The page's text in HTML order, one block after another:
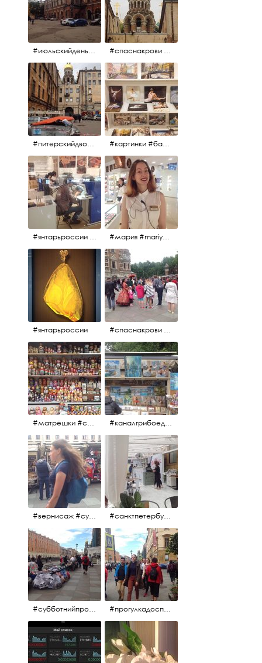
#июльскийдень2017 #15july2017 #спаснакрови #июльскийдень2017
#питерскийдвор #спаснакрови #июльскийдень2017 #картинки #балетпитера #янтарьроссиии
#янтарьроссии #янтарь #мария #mariya #янтарьроссии
#янтарьроссии #спаснакрови #михайловскийсад
#матрёшки #сувениры #вернисаж #каналгрибоедова #санктпетербург #вернисаж #
#вернисаж #сувениры #картины #санктпетербург #летнеекафе
#субботнийпроменад #набережнаяканалагрибоедова #санктпетербург #прогулкадоспасаиобратно #санктпетербург #15july2017 #субботнийпитерскийдень #субботнийпроменад #послеобеда